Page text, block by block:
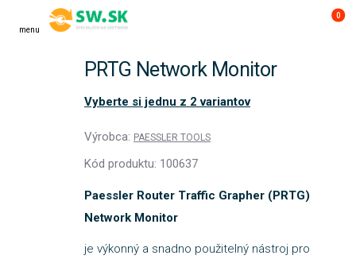
menu
0
PRTG Network Monitor
Vyberte si jednu z 2 variantov
Výrobca: PAESSLER TOOLS
Kód produktu: 100637
Paessler Router Traffic Grapher (PRTG)
Network Monitor
je výkonný a snadno použitelný nástroj pro